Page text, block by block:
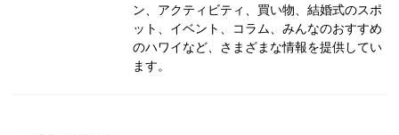
ン、アクティビティ、買い物、結婚式のスポ
ット、イベント、コラム、みんなのおすすめ
のハワイなど、さまざまな情報を提供してい
ます。